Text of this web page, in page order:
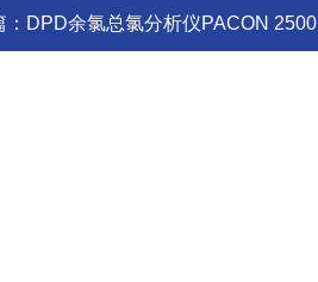
： DPD余氯总氯分析仪PACON 2500